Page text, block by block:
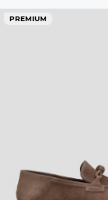
PREMIUM